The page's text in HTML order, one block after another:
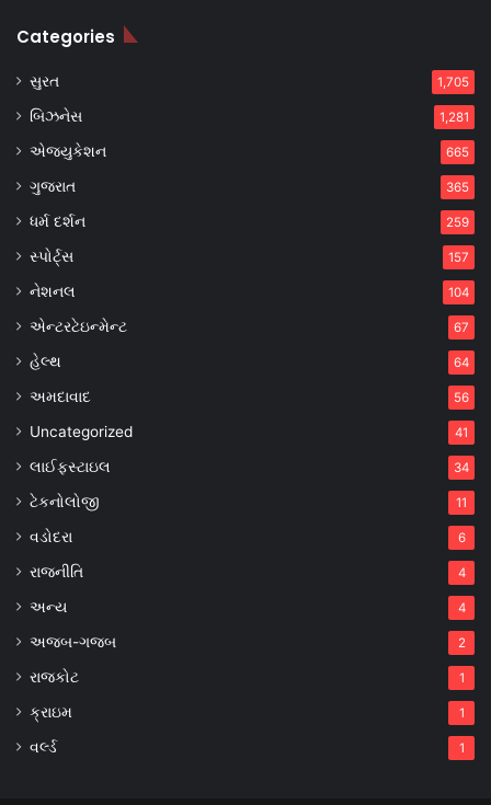
Categories
સુરત 1,705
બિઝનેસ 1,281
એજ્યુકેશન 665
ગુજરાત 365
ધર્મ દર્શન 259
સ્પોર્ટ્સ 157
નેશનલ 104
એન્ટરટેઇન્મેન્ટ 67
હેલ્થ 64
અમદાવાદ 56
Uncategorized 41
લાઈફસ્ટાઇલ 34
ટેકનોલોજી 11
વડોદરા 6
રાજનીતિ 4
અન્ય 4
અજબ-ગજબ 2
રાજકોટ 1
ક્રાઇમ 1
વર્લ્ડ 1